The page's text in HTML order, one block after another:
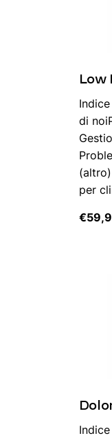
Low
di
per
€